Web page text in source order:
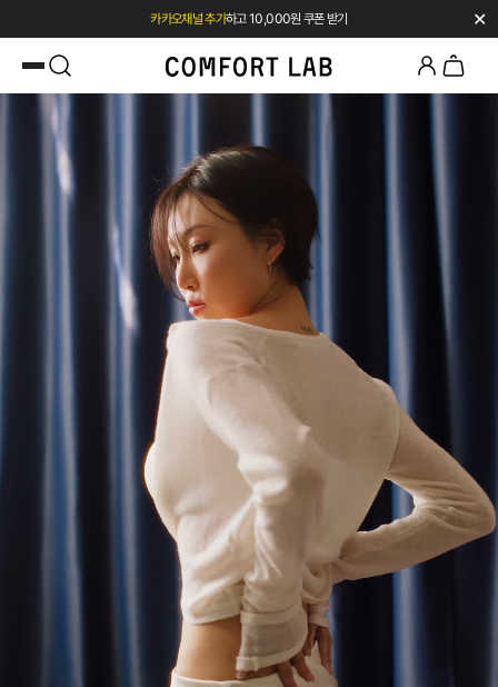
카카오채널 추가하고 10,000원 쿠폰 받기
첫 구매 시 베스트셀러 50% 즉시 할인
✕